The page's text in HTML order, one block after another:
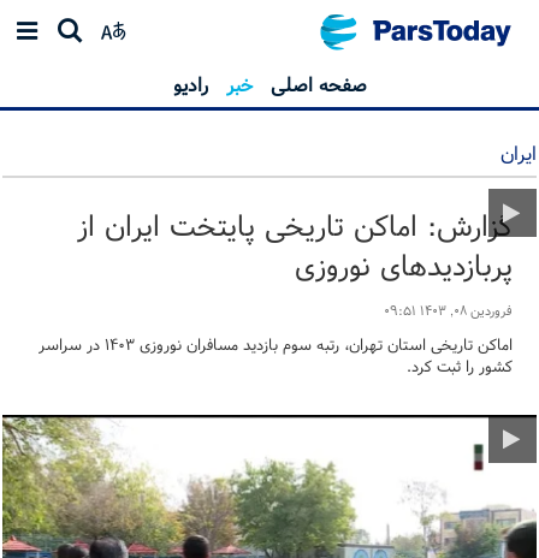
صفحه اصلی خبر رادیو
ایران
گزارش: اماکن تاریخی پایتخت ایران از
پربازدیدهای نوروزی
فروردین ۰۸, ۱۴۰۳ ۰۹:۵۱
اماکن تاریخی استان تهران، رتبه سوم بازدید مسافران نوروزی ۱۴۰۳ در سراسر
کشور را ثبت کرد.